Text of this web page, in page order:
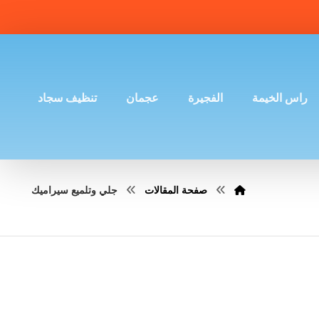
راس الخيمة الفجيرة عجمان تنظيف سجاد
صفحة المقالات جلي وتلميع سيراميك